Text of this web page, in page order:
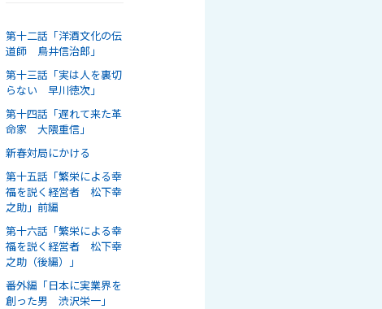
第十二話「洋酒文化の伝
道師 鳥井信治郎」
第十三話「実は人を裏切
らない 早川徳次」
第十四話「遅れて来た革
命家 大隈重信」
新春対局にかける
第十五話「繁栄による幸
福を説く経営者 松下幸
之助」前編
第十六話「繁栄による幸
福を説く経営者 松下幸
之助（後編）」
番外編「日本に実業界を
創った男 渋沢栄一」